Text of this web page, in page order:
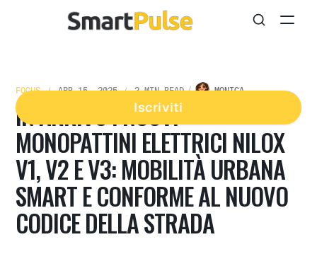
Iscriviti
FOCUS APR 15, 2025 2 MIN READ MONICA
IN ARRIVO I NUOVI
MONOPATTINI ELETTRICI NILOX
V1, V2 E V3: MOBILITÀ URBANA
SMART E CONFORME AL NUOVO
CODICE DELLA STRADA